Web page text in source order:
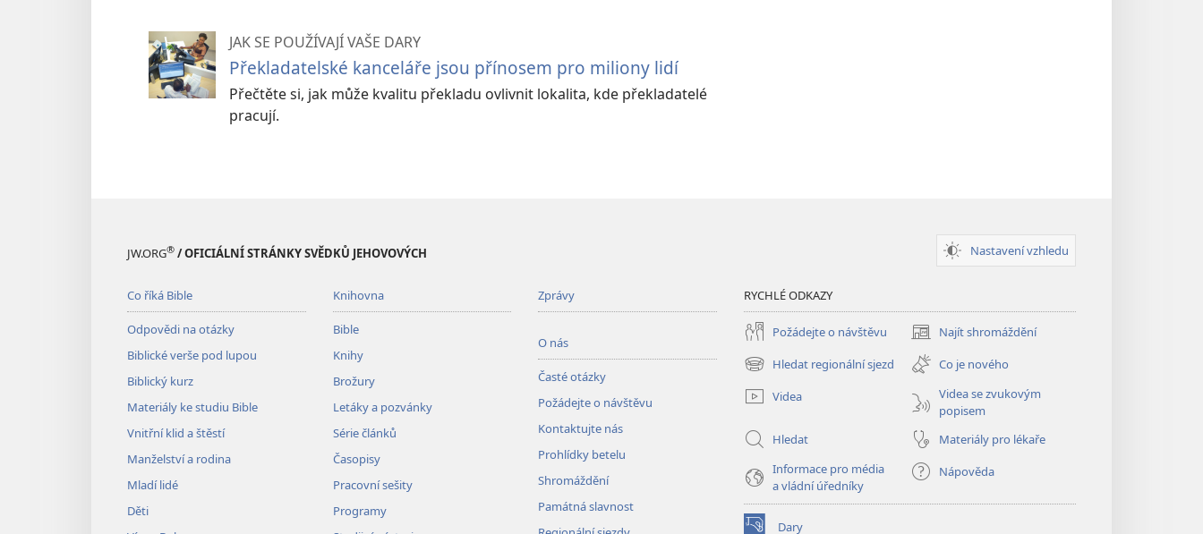
JAK SE POUŽÍVAJÍ VAŠE DARY
Překladatelské kanceláře jsou přínosem pro miliony lidí
Přečtěte si, jak může kvalitu překladu ovlivnit lokalita, kde překladatelé
pracují.
JW.ORG® / OFICIÁLNÍ STRÁNKY SVĚDKŮ JEHOVOVÝCH Nastavení vzhledu
Co říká Bible
Odpovědi na otázky
Biblické verše pod lupou
Biblický kurz
Materiály ke studiu Bible
Vnitřní klid a štěstí
Manželství a rodina
Mladí lidé
Děti
Knihovna
Bible
Knihy
Brožury
Letáky a pozvánky
Série článků
Časopisy
Pracovní sešity
Programy
Zprávy
O nás
Časté otázky
Požádejte o návštěvu
Kontaktujte nás
Prohlídky betelu
Shromáždění
Památná slavnost
RYCHLÉ ODKAZY
Požádejte o návštěvu Najít shromáždění
(otevřeno
nové
okno)
Hledat regionální sjezd
(otevřeno
nové
okno)
Co je nového
Videa
Videa se zvukovým
popisem
Hledat
Materiály pro lékaře
Informace pro média
a vládní úředníky
Nápověda
Dary